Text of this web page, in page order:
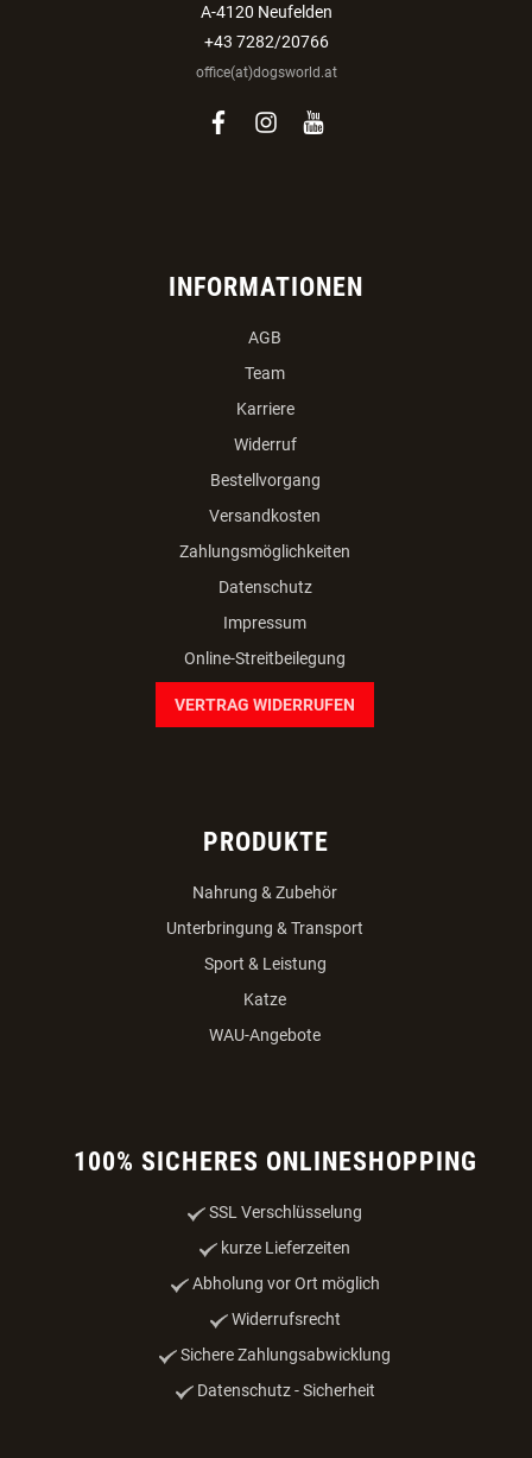
A-4120 Neufelden
+43 7282/20766
office(at)dogsworld.at
facebook
instagram
youtube
INFORMATIONEN
AGB
Team
Karriere
Widerruf
Bestellvorgang
Versandkosten
Zahlungsmöglichkeiten
Datenschutz
Impressum
Online-Streitbeilegung
VERTRAG WIDERRUFEN
PRODUKTE
Nahrung & Zubehör
Unterbringung & Transport
Sport & Leistung
Katze
WAU-Angebote
100% SICHERES ONLINESHOPPING
SSL Verschlüsselung
kurze Lieferzeiten
Abholung vor Ort möglich
Widerrufsrecht
Sichere Zahlungsabwicklung
Datenschutz - Sicherheit